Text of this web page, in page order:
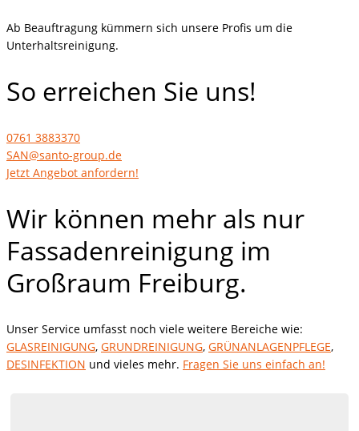
Ab Beauftragung kümmern sich unsere Profis um die
Unterhaltsreinigung.
So erreichen Sie uns!
0761 3883370
SAN@santo-group.de
Jetzt Angebot anfordern!
Wir können mehr als nur
Fassadenreinigung im
Großraum Freiburg.
Unser Service umfasst noch viele weitere Bereiche wie:
GLASREINIGUNG, GRUNDREINIGUNG, GRÜNANLAGENPFLEGE,
DESINFEKTION und vieles mehr. Fragen Sie uns einfach an!